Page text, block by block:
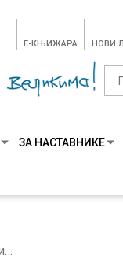
E-КЊИЖАРА НОВИ
ЗА НАСТАВНИКЕ
Décibel 4 – аудио-материјал уз радну свеску